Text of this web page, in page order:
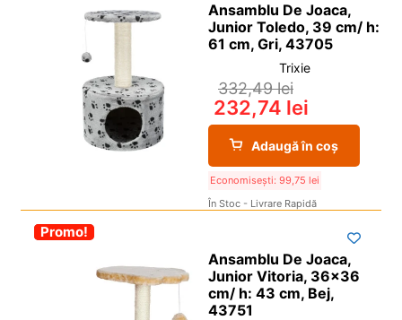
Ansamblu De Joaca,
Junior Toledo, 39 cm/ h:
61 cm, Gri, 43705
Trixie
332,49lei
232,74 lei
Adaugă în coș
Economisești: 99,75 lei
În Stoc - Livrare Rapidă
-30%
Promo!
Ansamblu De Joaca,
Junior Vitoria, 36×36
cm/ h: 43 cm, Bej,
43751